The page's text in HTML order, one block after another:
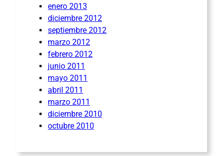
enero 2013
diciembre 2012
septiembre 2012
marzo 2012
febrero 2012
junio 2011
mayo 2011
abril 2011
marzo 2011
diciembre 2010
octubre 2010